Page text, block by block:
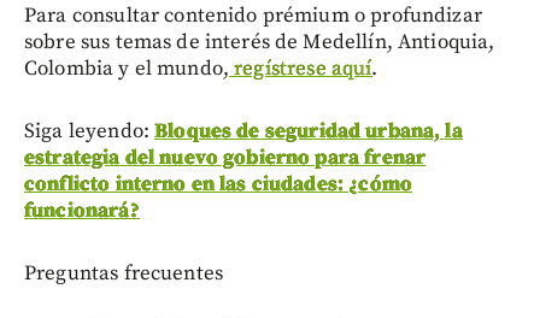
Para consultar contenido prémium o profundizar
sobre sus temas de interés de Medellín, Antioquia,
Colombia y el mundo, regístrese aquí.
Siga leyendo:Bloques de seguridad urbana, la
estrategia del nuevo gobierno para frenar
conflicto interno en las ciudades: ¿cómo
funcionará?
Preguntas frecuentes